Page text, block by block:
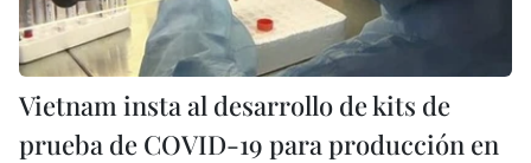
Vietnam insta al desarrollo de kits de
prueba de COVID-19 para producción en